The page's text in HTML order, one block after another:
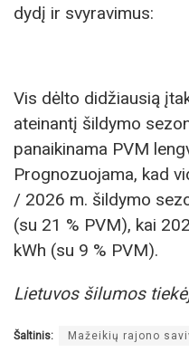
dydį ir svyravimus:
Vis dėlto didžiausią
ateinantį šildymo
panaikinama PVM
Prognozuojama, kad
/ 2026 m. šildymo
(su 21 % PVM), kai
kWh (su 9 % PVM).
Lietuvos šilumos
Šaltinis: Mažeikių rajono